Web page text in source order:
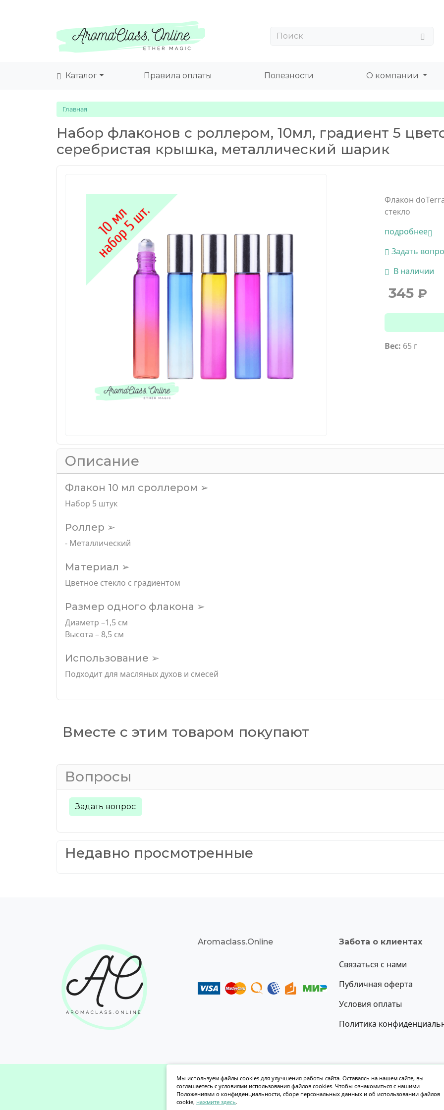
Каталог Правила оплаты Полезности О компании
Главная
Набор флаконов с роллером, 10мл, градиент 5
серебристая крышка, металлический шарик
Флакон
стекло
подробнее
Задать
В наличии
345 ₽
Вес: 65 г
Описание
Флакон 10 мл сроллером ➢
Набор 5 штук
Роллер ➢
- Металлический
Материал ➢
Цветное стекло с градиентом
Размер одного флакона ➢
Диаметр –1,5 см
Высота – 8,5 см
Использование ➢
Подходит для масляных духов и смесей
Вместе с этим товаром покупают
Вопросы
Задать вопрос
Недавно просмотренные
Aromaclass.Online Забота о клиентах
Связаться с нами
Публичная оферта
Условия оплаты
Политика
Создание сайта oksoft.ru
Мы используем файлы cookies для улучшения работы сайта. Оставаясь на нашем сайте, вы
соглашаетесь с условиями использования файлов cookies. Чтобы ознакомиться с нашими
Положениями о конфиденциальности, сборе персональных данных и об использовании файлов
cookie, нажмите здесь.